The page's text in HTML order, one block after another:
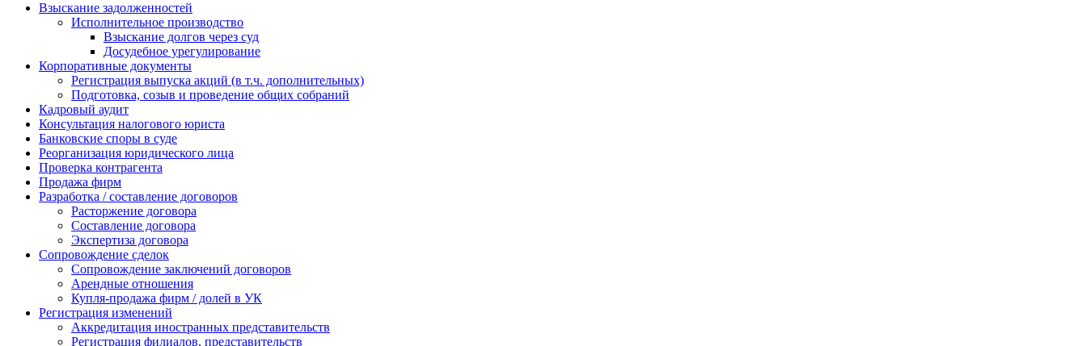
Взыскание задолженностей
Исполнительное производство
Взыскание долгов через суд
Досудебное урегулирование
Корпоративные документы
Регистрация выпуска акций (в т.ч. дополнительных)
Подготовка, созыв и проведение общих собраний
Кадровый аудит
Консультация налогового юриста
Банковские споры в суде
Реорганизация юридического лица
Проверка контрагента
Продажа фирм
Разработка / составление договоров
Расторжение договора
Составление договора
Экспертиза договора
Сопровождение сделок
Сопровождение заключений договоров
Арендные отношения
Купля-продажа фирм / долей в УК
Регистрация изменений
Аккредитация иностранных представительств
Регистрация филиалов, представительств